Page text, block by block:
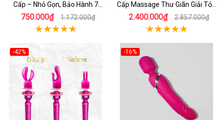
Cấp – Nhỏ Gọn, Bảo Hành 7
Ngày
750.000₫ 1.172.000₫
Cấp Massage Thư Giãn Giải Tỏa
Nhu Cầu
2.400.000₫ 2.857.000₫
-42%
-16%